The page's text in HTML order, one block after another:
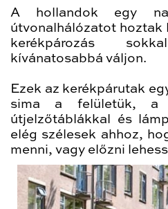
A hollandok egy
útvonalhálózatot hoztak
kerékpározás
kívánatosabbá váljon.
Ezek az kerékpárutak
sima a felületük, a
útjelzőtáblákkal és
elég szélesek ahhoz,
menni, vagy előzni